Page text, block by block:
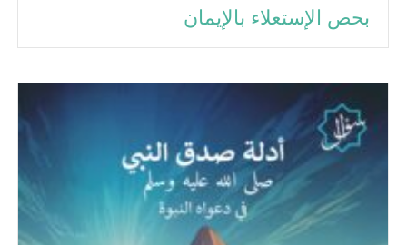
بحص الإستعلاء بالإيمان